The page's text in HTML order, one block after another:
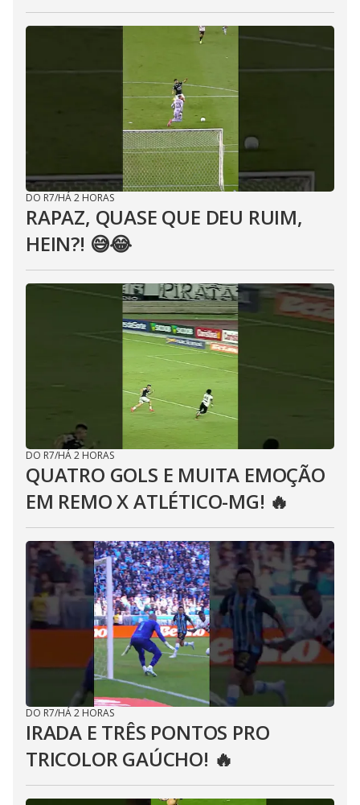
DO R7/HÁ 2 HORAS
RAPAZ, QUASE QUE DEU RUIM,
HEIN?! 😅😂⁣
DO R7/HÁ 2 HORAS
QUATRO GOLS E MUITA EMOÇÃO
EM REMO X ATLÉTICO-MG! 🔥
DO R7/HÁ 2 HORAS
IRADA E TRÊS PONTOS PRO
TRICOLOR GAÚCHO! 🔥